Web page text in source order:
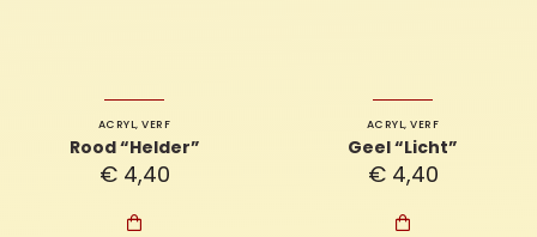
ACRYL,VERF
Rood “Helder”
€4,40

ACRYL,VERF
Geel “Licht”
€4,40
